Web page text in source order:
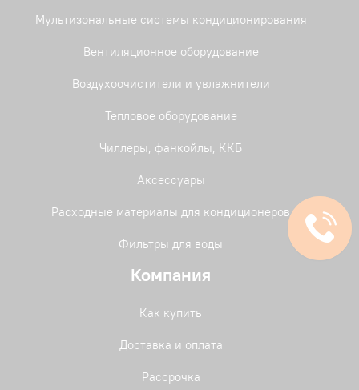
Мультизональные системы кондиционирования
Вентиляционное оборудование
Воздухоочистители и увлажнители
Тепловое оборудование
Чиллеры, фанкойлы, ККБ
Аксессуары
Расходные материалы для кондиционеров
Фильтры для воды
Компания
Как купить
Доставка и оплата
Рассрочка